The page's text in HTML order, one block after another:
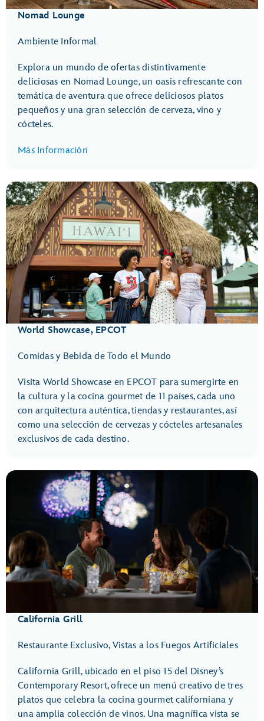
Nomad Lounge
Ambiente Informal
Explora un mundo de ofertas distintivamente
deliciosas en Nomad Lounge, un oasis refrescante con
temática de aventura que ofrece deliciosos platos
pequeños y una gran selección de cerveza, vino y
cócteles.
Más Información
World Showcase, EPCOT
Comidas y Bebida de Todo el Mundo
Visita World Showcase en EPCOT para sumergirte en
la cultura y la cocina gourmet de 11 países, cada uno
con arquitectura auténtica, tiendas y restaurantes, así
como una selección de cervezas y cócteles artesanales
exclusivos de cada destino.
California Grill
Restaurante Exclusivo, Vistas a los Fuegos Artificiales
California Grill, ubicado en el piso 15 del Disney’s
Contemporary Resort, ofrece un menú creativo de tres
platos que celebra la cocina gourmet californiana y
una amplia colección de vinos. Una magnífica vista se